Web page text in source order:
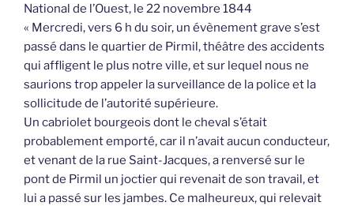
National de l’Ouest, le 22 novembre 1844
« Mercredi, vers 6 h du soir, un évènement grave s’est
passé dans le quartier de Pirmil, théâtre des accidents
qui affligent le plus notre ville, et sur lequel nous ne
saurions trop appeler la surveillance de la police et la
sollicitude de l’autorité supérieure.
Un cabriolet bourgeois dont le cheval s’était
probablement emporté, car il n’avait aucun conducteur,
et venant de la rue Saint-Jacques, a renversé sur le
pont de Pirmil un joctier qui revenait de son travail, et
lui a passé sur les jambes. Ce malheureux, qui relevait